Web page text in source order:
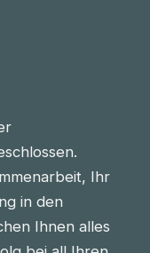
Ihr
in den
Ihnen alles